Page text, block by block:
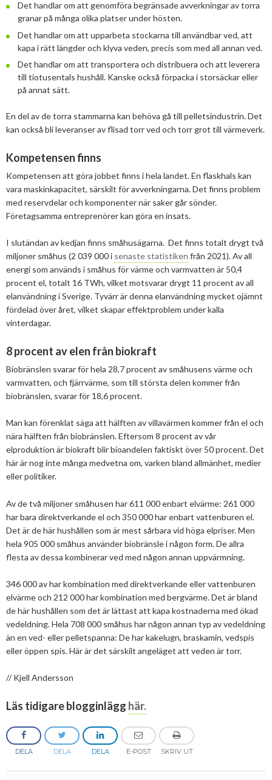
Det handlar om att genomföra begränsade avverkningar av torra
granar på många olika platser under hösten.
Det handlar om att upparbeta stockarna till användbar ved, att
kapa i rätt längder och klyva veden, precis som med all annan ved.
Det handlar om att transportera och distribuera och att leverera
till tiotusentals hushåll. Kanske också förpacka i storsäckar eller
på annat sätt.
En del av de torra stammarna kan behöva gå till pelletsindustrin. Det
kan också bli leveranser av flisad torr ved och torr grot till värmeverk.
Kompetensen finns
Kompetensen att göra jobbet finns i hela landet. En flaskhals kan
vara maskinkapacitet, särskilt för avverkningarna. Det finns problem
med reservdelar och komponenter när saker går sönder.
Företagsamma entreprenörer kan göra en insats.
I slutändan av kedjan finns småhusägarna. Det finns totalt drygt två
miljoner småhus (2 039 000 i senaste statistiken från 2021). Av all
energi som används i småhus för värme och varmvatten är 50,4
procent el, totalt 16 TWh, vilket motsvarar drygt 11 procent av all
elanvändning i Sverige. Tyvärr är denna elanvändning mycket ojämnt
fördelad över året, vilket skapar effektproblem under kalla
vinterdagar.
8 procent av elen från biokraft
Biobränslen svarar för hela 28,7 procent av småhusens värme och
varmvatten, och fjärrvärme, som till största delen kommer från
biobränslen, svarar för 18,6 procent.
Man kan förenklat säga att hälften av villavärmen kommer från el och
nära hälften från biobränslen. Eftersom 8 procent av vår
elproduktion är biokraft blir bioandelen faktiskt över 50 procent. Det
här är nog inte många medvetna om, varken bland allmänhet, medier
eller politiker.
Av de två miljoner småhusen har 611 000 enbart elvärme: 261 000
har bara direktverkande el och 350 000 har enbart vattenburen el.
Det är de här hushållen som är mest sårbara vid höga elpriser. Men
hela 905 000 småhus använder biobränsle i någon form. De allra
flesta av dessa kombinerar ved med någon annan uppvärmning.
346 000 av har kombination med direktverkande eller vattenburen
elvärme och 212 000 har kombination med bergvärme. Det är bland
de här hushållen som det är lättast att kapa kostnaderna med ökad
vedeldning. Hela 708 000 småhus har någon annan typ av vedeldning
än en ved- eller pelletspanna: De har kakelugn, braskamin, vedspis
eller öppen spis. Här är det särskilt angeläget att veden är torr.
// Kjell Andersson
Läs tidigare blogginlägg här.
DELA DELA DELA E-POST SKRIV UT